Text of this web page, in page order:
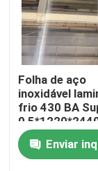
Vídeos
Sobre nós
Visita à
Controle de
Folha de aço
inoxidável
frio 430 BA
com superfície
espelho 6K
Enviar